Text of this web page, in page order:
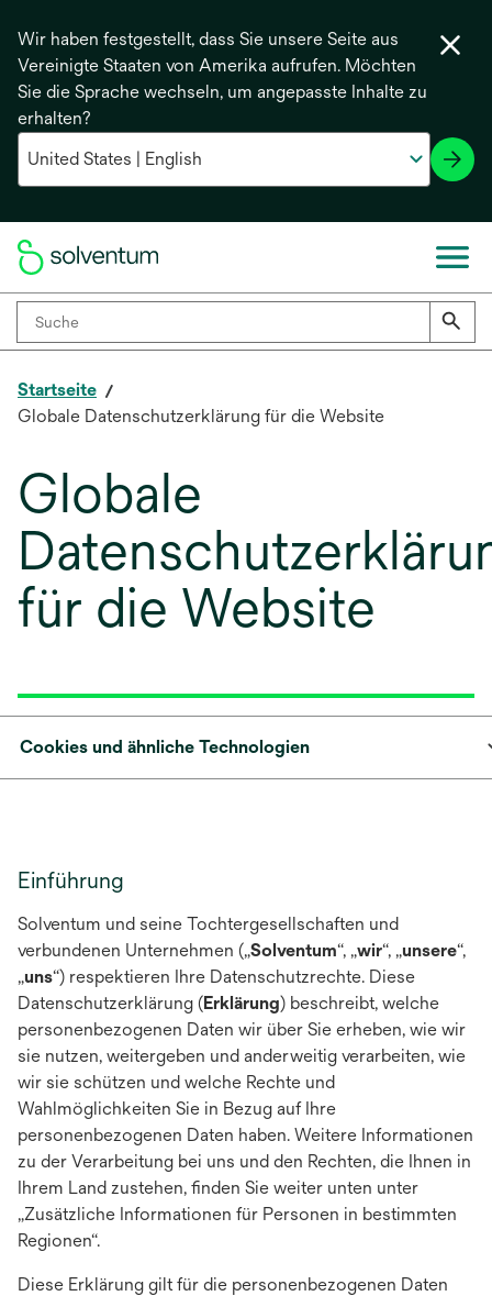
Wir haben festgestellt, dass Sie unsere Seite aus
Vereinigte Staaten von Amerika aufrufen. Möchten
Sie die Sprache wechseln, um angepasste Inhalte zu
erhalten?
Startseite
Globale Datenschutzerklärung für die Website
Globale
für die Website
Cookies und ähnliche Technologien
Einführung
Solventum und seine Tochtergesellschaften und
verbundenen Unternehmen („Solventum“, „wir“, „unsere“,
„uns“) respektieren Ihre Datenschutzrechte. Diese
Datenschutzerklärung (Erklärung) beschreibt, welche
personenbezogenen Daten wir über Sie erheben, wie wir
sie nutzen, weitergeben und anderweitig verarbeiten, wie
wir sie schützen und welche Rechte und
Wahlmöglichkeiten Sie in Bezug auf Ihre
personenbezogenen Daten haben. Weitere Informationen
zu der Verarbeitung bei uns und den Rechten, die Ihnen in
Ihrem Land zustehen, finden Sie weiter unten unter
„Zusätzliche Informationen für Personen in bestimmten
Regionen“.
Diese Erklärung gilt für die personenbezogenen Daten